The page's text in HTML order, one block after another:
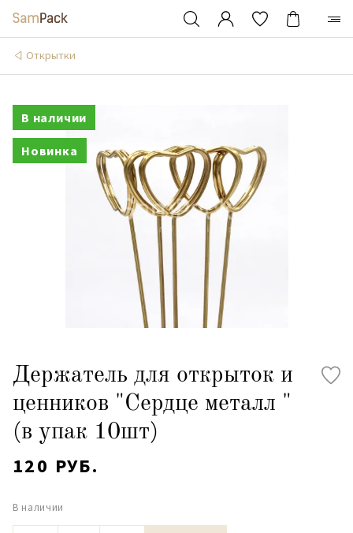
Открытки
В наличии
Новинка
Держатель для открыток и
ценников "Сердце металл "
(в упак 10шт)
120 РУБ.
В наличии